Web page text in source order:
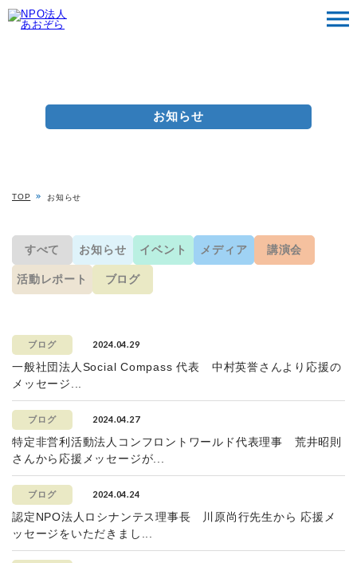
お知らせ
TOP お知らせ
すべて お知らせ イベント メディア 講演会
活動レポート ブログ
ブログ 2024.04.29
一般社団法人Social Compass 代表 中村英誉さんより応援の
メッセージ...
ブログ 2024.04.27
特定非営利活動法人コンフロントワールド代表理事 荒井昭則
さんから応援メッセージが...
ブログ 2024.04.24
認定NPO法人ロシナンテス理事長 川原尚行先生から 応援メ
ッセージをいただきまし...